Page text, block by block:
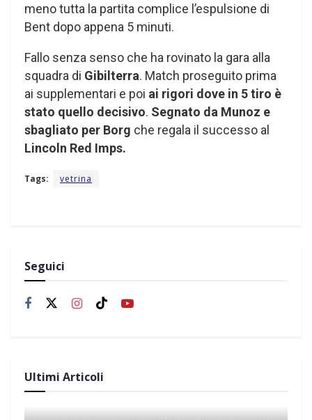
meno tutta la partita complice l’espulsione di
Bent dopo appena 5 minuti.
Fallo senza senso che ha rovinato la gara alla
squadra di Gibilterra. Match proseguito prima
ai supplementari e poi ai rigori dove in 5 tiro è
stato quello decisivo. Segnato da Munoz e
sbagliato per Borg che regala il successo al
Lincoln Red Imps.
Tags: vetrina
Seguici
Ultimi Articoli